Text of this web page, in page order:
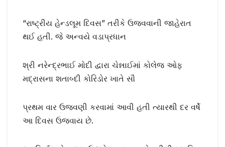
“રાષ્ટ્રીય હેન્ડલૂમ દિવસ” તરીકે ઉજવવાની જાહેરાત
થઈ હતી. જે અન્વયે વડાપ્રધાન
શ્રી નરેન્દ્રભાઈ મોદી દ્વારા ચેન્નાઈમાં કોલેજ ઓફ
મદ્રાસના શતાબ્દી કોરિડોર ખાતે સૌ
પ્રથમ વાર ઉજવણી કરવામાં આવી હતી ત્યારથી દર વર્ષે
આ દિવસ ઉજવાય છે.